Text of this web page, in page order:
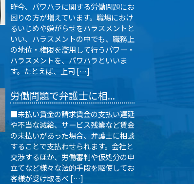
昨今、パワハラに関する労働問題にお
困りの方が増えています。職場におけ
るいじめや嫌がらせをハラスメントと
いい、ハラスメントの中でも、職務上
の地位・権限を濫用して行うパワー・
ハラスメントを、パワハラといいま
す。たとえば、上司 […]
労働問題で弁護士に相...
■未払い賃金の請求賃金の支払い遅延
や不当な減給、サービス残業など賃金
の未払いがあった場合、弁護士に相談
することで支払わせられます。会社と
交渉するほか、労働審判や仮処分の申
立てなど様々な法的手段を駆使してお
客様が受け取るべ […]